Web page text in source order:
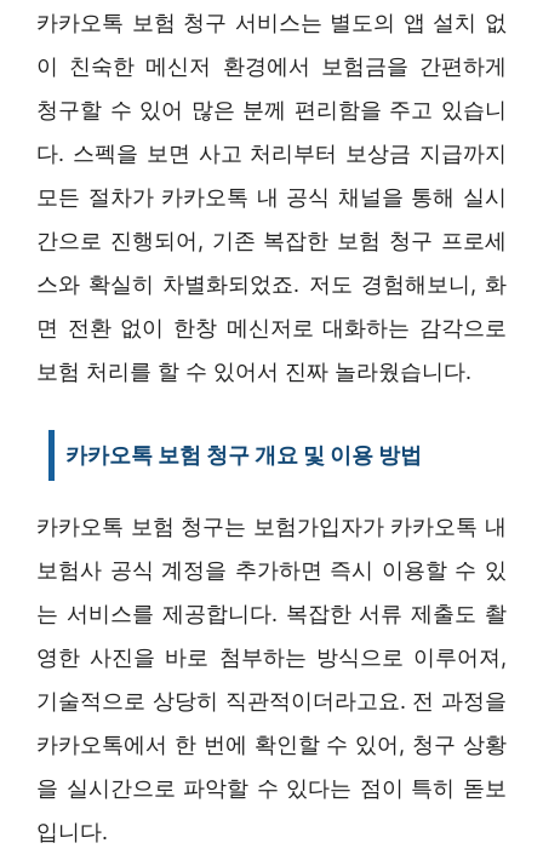
카카오톡 보험 청구 서비스는 별도의 앱 설치 없
이 친숙한 메신저 환경에서 보험금을 간편하게
청구할 수 있어 많은 분께 편리함을 주고 있습니
다. 스펙을 보면 사고 처리부터 보상금 지급까지
모든 절차가 카카오톡 내 공식 채널을 통해 실시
간으로 진행되어, 기존 복잡한 보험 청구 프로세
스와 확실히 차별화되었죠. 저도 경험해보니, 화
면 전환 없이 한창 메신저로 대화하는 감각으로
보험 처리를 할 수 있어서 진짜 놀라웠습니다.
카카오톡 보험 청구 개요 및 이용 방법
카카오톡 보험 청구는 보험가입자가 카카오톡 내
보험사 공식 계정을 추가하면 즉시 이용할 수 있
는 서비스를 제공합니다. 복잡한 서류 제출도 촬
영한 사진을 바로 첨부하는 방식으로 이루어져,
기술적으로 상당히 직관적이더라고요. 전 과정을
카카오톡에서 한 번에 확인할 수 있어, 청구 상황
을 실시간으로 파악할 수 있다는 점이 특히 돋보
입니다.